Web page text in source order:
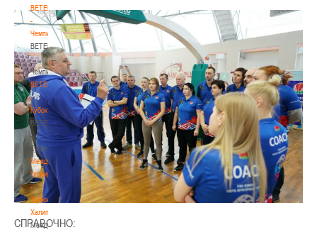
BETERA
-
Чемпионат
BETERA
-
Чемпионат
BETERA
-
Кубок
BETERA
-
Кубок
Международный
турнир
-
"Кубок
Халипского"
Международный
СПРАВОЧНО: